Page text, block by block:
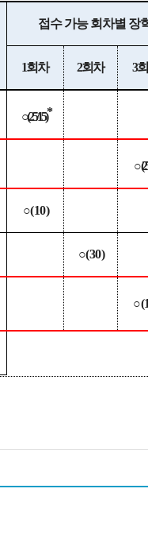
접수 가능 회차별 장
1회차 2회차 3
○(25/15)*
○
○(10)
○(30)
○